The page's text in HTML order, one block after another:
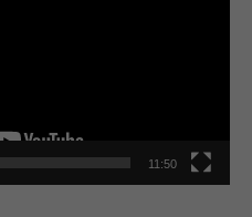
11:50